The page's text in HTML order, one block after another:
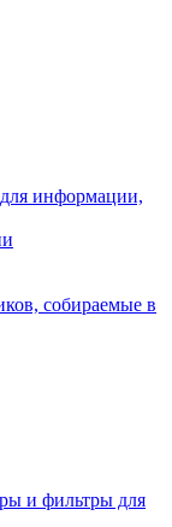
информации,
собираемые в
и фильтры для